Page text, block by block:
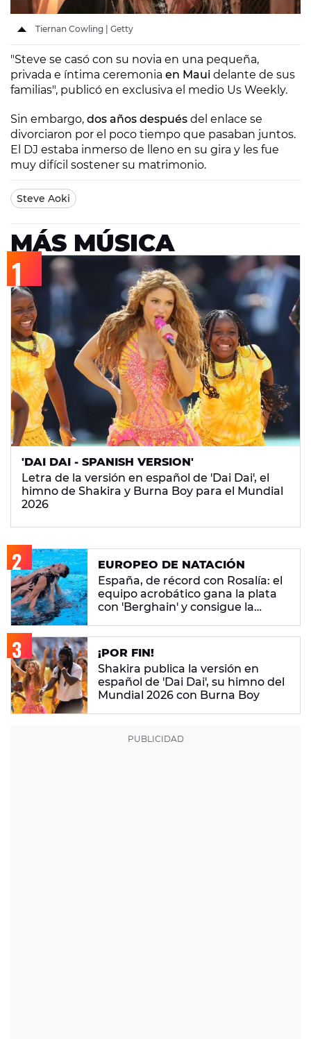
Tiernan Cowling | Getty
"Steve se casó con su novia en una pequeña,
privada e íntima ceremonia en Maui delante de sus
familias", publicó en exclusiva el medio Us Weekly.
Sin embargo, dos años después del enlace se
divorciaron por el poco tiempo que pasaban juntos.
El DJ estaba inmerso de lleno en su gira y les fue
muy difícil sostener su matrimonio.
Steve Aoki
MÁS MÚSICA
'DAI DAI - SPANISH VERSION'
Letra de la versión en español de 'Dai Dai', el
himno de Shakira y Burna Boy para el Mundial
2026
EUROPEO DE NATACIÓN
España, de récord con Rosalía: el
equipo acrobático gana la plata
con 'Berghain' y consigue la
¡POR FIN!
Shakira publica la versión en
español de 'Dai Dai', su himno del
Mundial 2026 con Burna Boy